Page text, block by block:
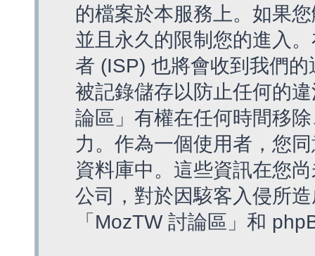
的檔案於本服務上。如果
並且永久的限制您的進入
者 (ISP) 也將會收到我們
被記錄儲存以防止任何的
論區」有權在任何時間移
力。作為一個使用者，您
資料庫中。這些資訊在您
公司，對於因駭客入侵所
「MozTW 討論區」和